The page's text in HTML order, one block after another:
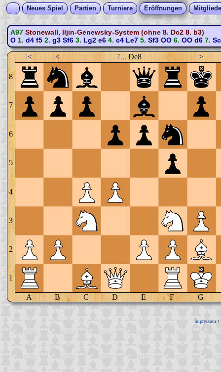
Neues Spiel Partien Turniere Eröffnungen
A97 Stonewall, Iljin-Genewsky-System (ohne 8. Dc2 8. b3)
O1. d4 f52. g3 Sf63. Lg2 e64. c4 Le75. Sf3 OO6. OO d67.
|< < 7... De8 >
8
7
6
5
4
3
2
1
A B C D E F G
Impressum •